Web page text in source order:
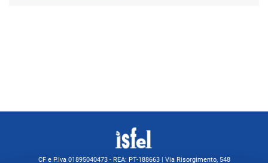
CF e P.Iva 01895040473 - REA: PT-188663 | Via Risorgimento, 548